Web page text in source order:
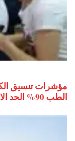
الطب 90% الحد الادني لكلية الهندسة